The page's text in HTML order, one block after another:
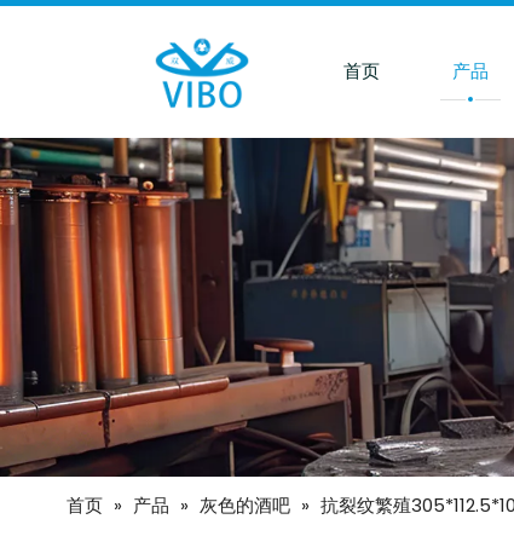
首页 产品
首页 » 产品 » 灰色的酒吧 » 抗裂纹繁殖